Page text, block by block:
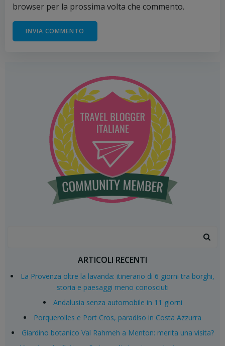
browser per la prossima volta che commento.
ARTICOLI RECENTI
La Provenza oltre la lavanda: itinerario di 6 giorni tra borghi,
storia e paesaggi meno conosciuti
Andalusia senza automobile in 11 giorni
Porquerolles e Port Cros, paradiso in Costa Azzurra
Giardino botanico Val Rahmeh a Menton: merita una visita?